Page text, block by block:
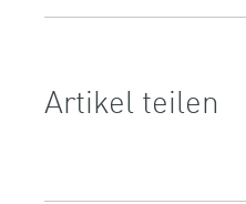
Artikel teilen